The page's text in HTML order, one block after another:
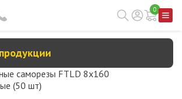
0
саморезы FTLD 8х160
(50 шт)